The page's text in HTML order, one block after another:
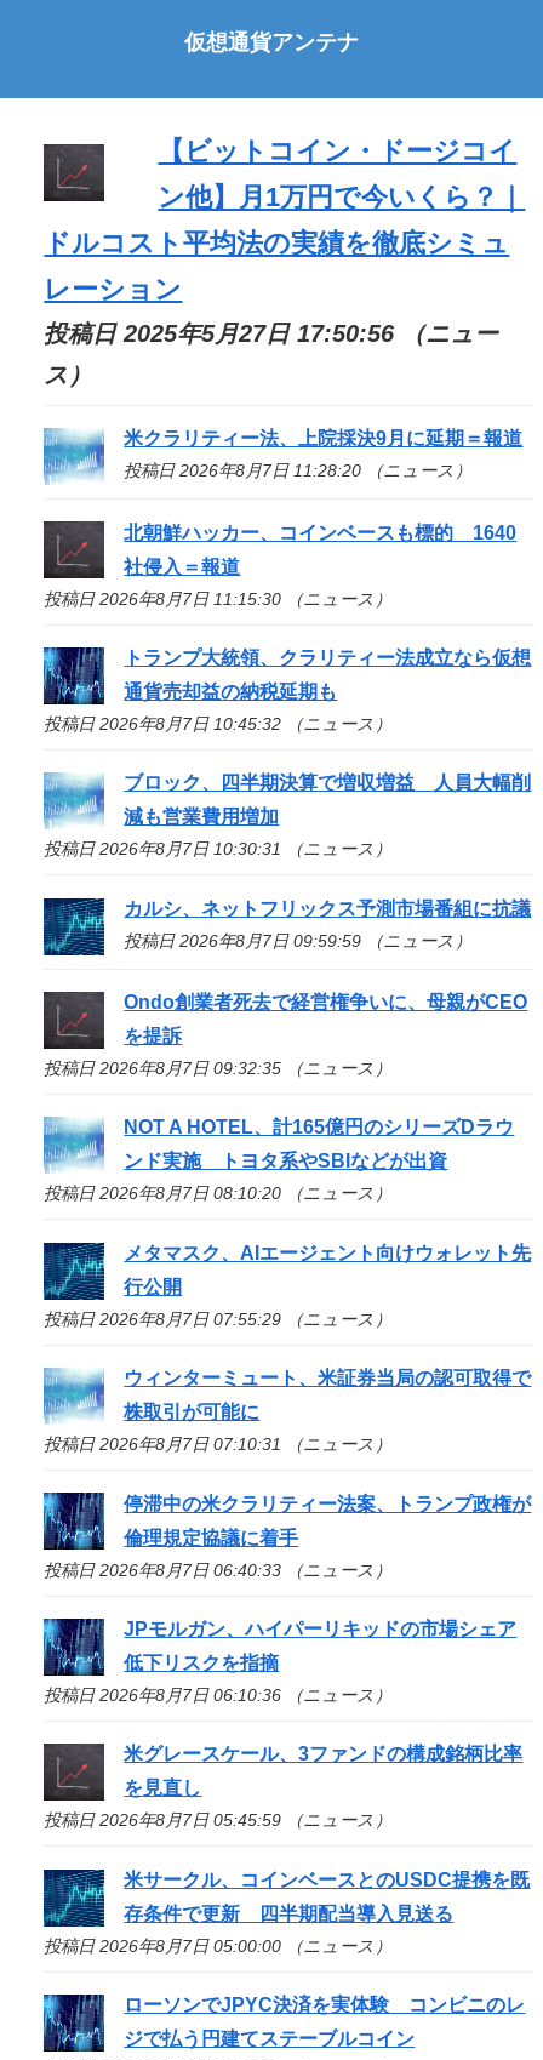
仮想通貨アンテナ
【ビットコイン・ドージコイ
ン他】月1万円で今いくら？｜
ドルコスト平均法の実績を徹底シミュ
レーション
投稿日 2025年5月27日 17:50:56 （ニュー
ス）
米クラリティー法、上院採決9月に延期＝報道
投稿日 2026年8月7日 11:28:20 （ニュース）
北朝鮮ハッカー、コインベースも標的 1640
社侵入＝報道
投稿日 2026年8月7日 11:15:30 （ニュース）
トランプ大統領、クラリティー法成立なら仮想
通貨売却益の納税延期も
投稿日 2026年8月7日 10:45:32 （ニュース）
ブロック、四半期決算で増収増益 人員大幅削
減も営業費用増加
投稿日 2026年8月7日 10:30:31 （ニュース）
カルシ、ネットフリックス予測市場番組に抗議
投稿日 2026年8月7日 09:59:59 （ニュース）
Ondo創業者死去で経営権争いに、母親がCEO
を提訴
投稿日 2026年8月7日 09:32:35 （ニュース）
NOT A HOTEL、計165億円のシリーズDラウ
ンド実施 トヨタ系やSBIなどが出資
投稿日 2026年8月7日 08:10:20 （ニュース）
メタマスク、AIエージェント向けウォレット先
行公開
投稿日 2026年8月7日 07:55:29 （ニュース）
ウィンターミュート、米証券当局の認可取得で
株取引が可能に
投稿日 2026年8月7日 07:10:31 （ニュース）
停滞中の米クラリティー法案、トランプ政権が
倫理規定協議に着手
投稿日 2026年8月7日 06:40:33 （ニュース）
JPモルガン、ハイパーリキッドの市場シェア
低下リスクを指摘
投稿日 2026年8月7日 06:10:36 （ニュース）
米グレースケール、3ファンドの構成銘柄比率
を見直し
投稿日 2026年8月7日 05:45:59 （ニュース）
米サークル、コインベースとのUSDC提携を既
存条件で更新 四半期配当導入見送る
投稿日 2026年8月7日 05:00:00 （ニュース）
ローソンでJPYC決済を実体験 コンビニのレ
ジで払う円建てステーブルコイン